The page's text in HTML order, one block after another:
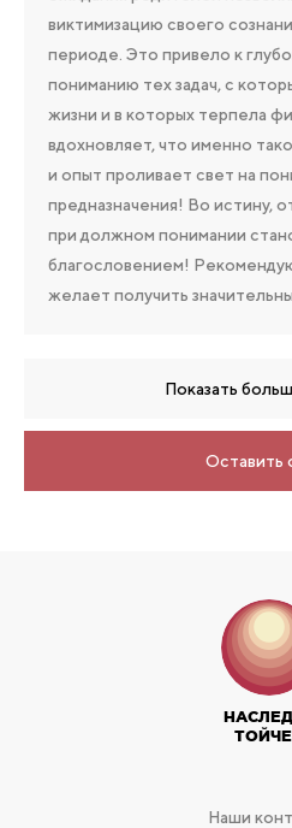
виктимизацию своего
периоде. Это привело к
пониманию тех задач, с
жизни и в которых терпела
вдохновляет, что именно
и опыт проливает свет на
предназначения! Во истину,
при должном понимании
благословением!
желает получить
Оставить
Показать
Наши